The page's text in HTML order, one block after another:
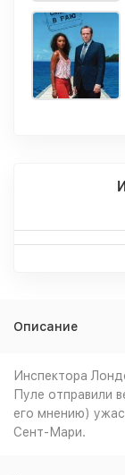
Описание
Инспектора
Пуле отправили
его мнению)
Сент-Мари.